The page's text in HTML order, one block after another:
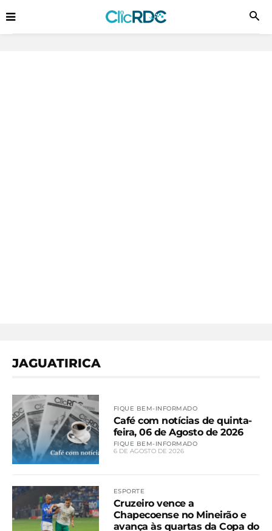
JAGUATIRICA
FIQUE BEM-INFORMADO
Café com notícias de quinta-
feira, 06 de Agosto de 2026
FIQUE BEM-INFORMADO
6 DE AGOSTO DE 2026
ESPORTE
Cruzeiro vence a
Chapecoense no Mineirão e
avança às quartas da Copa do